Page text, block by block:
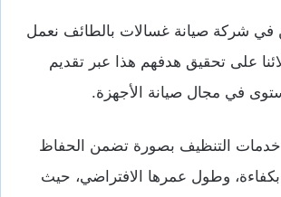
في شركة صيانة غسالات بالطائف نعمل
على تحقيق هدفهم هذا عبر تقديم
في مجال صيانة الأجهزة.
خدمات التنظيف بصورة تضمن الحفاظ
بكفاءة، وطول عمرها الافتراضي، حيث